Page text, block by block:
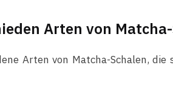
Arten von
Arten von Matcha-Schalen,